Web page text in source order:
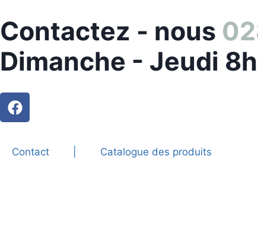
Contactez - nous
Dimanche - Jeudi
Contact Catalogue des produits